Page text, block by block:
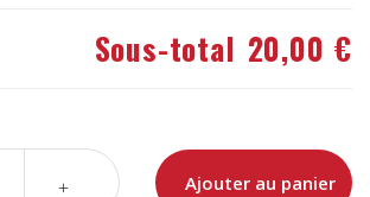
Sous-total 20,00 €
Ajouter au panier